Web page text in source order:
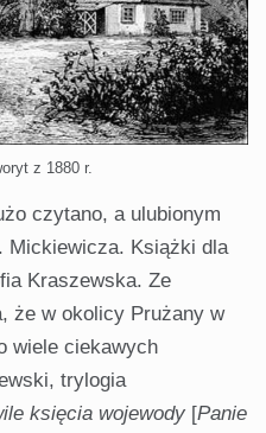
z 1880 r.
czytano, a ulubionym
Mickiewicza. Książki dla
Kraszewska. Ze
że w okolicy Prużany w
wiele ciekawych
trylogia
księcia wojewody [Panie